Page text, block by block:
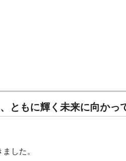
ともに輝く未来に向かっ
した。